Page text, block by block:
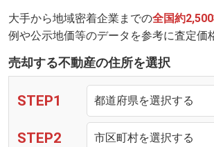
大手から地域密着企業までの全国約
例や公示地価等のデータを参考に査定価
売却する不動産の住所を選択
STEP1
STEP2